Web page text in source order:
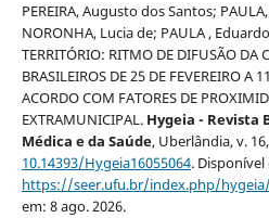
PEREIRA, Augusto dos Santos;
NORONHA, Lucia de; PAULA ,
TERRITÓRIO: RITMO DE DIFUSÃO DA
BRASILEIROS DE 25 DE FEVEREIRO A
ACORDO COM FATORES DE
EXTRAMUNICIPAL. Hygeia - Revista
Médica e da Saúde, Uberlândia, v.
10.14393/Hygeia16055064. Disponível
https://seer.ufu.br/index.php/
em: 8 ago. 2026.